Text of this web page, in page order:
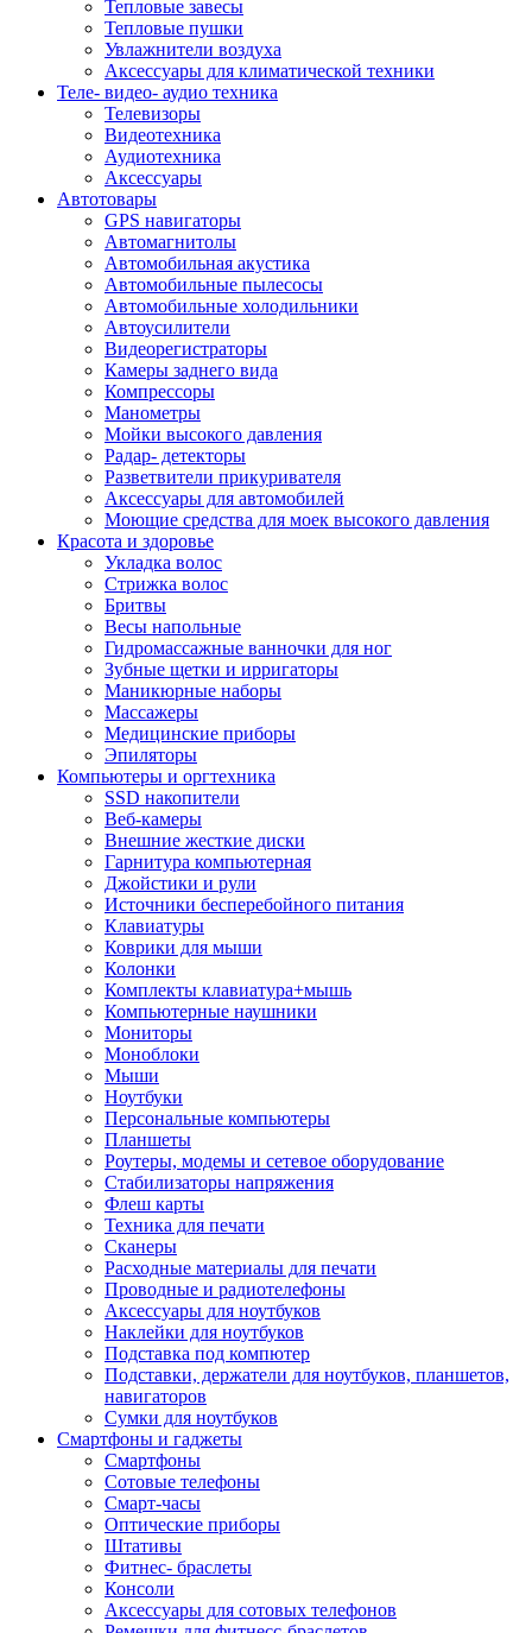
Тепловые завесы
Тепловые пушки
Увлажнители воздуха
Аксессуары для климатической техники
Теле- видео- аудио техника
Телевизоры
Видеотехника
Аудиотехника
Аксессуары
Автотовары
GPS навигаторы
Автомагнитолы
Автомобильная акустика
Автомобильные пылесосы
Автомобильные холодильники
Автоусилители
Видеорегистраторы
Камеры заднего вида
Компрессоры
Манометры
Мойки высокого давления
Радар- детекторы
Разветвители прикуривателя
Аксессуары для автомобилей
Моющие средства для моек высокого давления
Красота и здоровье
Укладка волос
Стрижка волос
Бритвы
Весы напольные
Гидромассажные ванночки для ног
Зубные щетки и ирригаторы
Маникюрные наборы
Массажеры
Медицинские приборы
Эпиляторы
Компьютеры и оргтехника
SSD накопители
Веб-камеры
Внешние жесткие диски
Гарнитура компьютерная
Джойстики и рули
Источники бесперебойного питания
Клавиатуры
Коврики для мыши
Колонки
Комплекты клавиатура+мышь
Компьютерные наушники
Мониторы
Моноблоки
Мыши
Ноутбуки
Персональные компьютеры
Планшеты
Роутеры, модемы и сетевое оборудование
Стабилизаторы напряжения
Флеш карты
Техника для печати
Сканеры
Расходные материалы для печати
Проводные и радиотелефоны
Аксессуары для ноутбуков
Наклейки для ноутбуков
Подставка под компютер
Подставки, держатели для ноутбуков, планшетов,
навигаторов
Сумки для ноутбуков
Смартфоны и гаджеты
Смартфоны
Сотовые телефоны
Смарт-часы
Оптические приборы
Штативы
Фитнес- браслеты
Консоли
Аксессуары для сотовых телефонов